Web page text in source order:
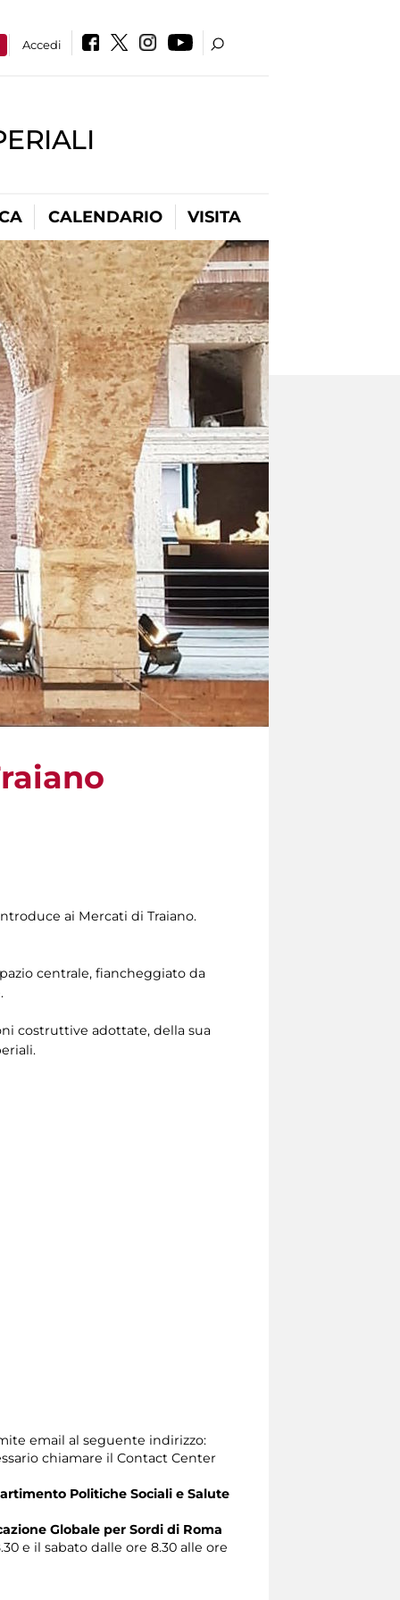
Accedi
CALENDARIO VISITA
ai Mercati di Traiano.
centrale, fiancheggiato da
costruttive adottate, della sua
email al seguente indirizzo:
chiamare il Contact Center
Politiche Sociali e Salute
Globale per Sordi di Roma
e il sabato dalle ore 8.30 alle ore